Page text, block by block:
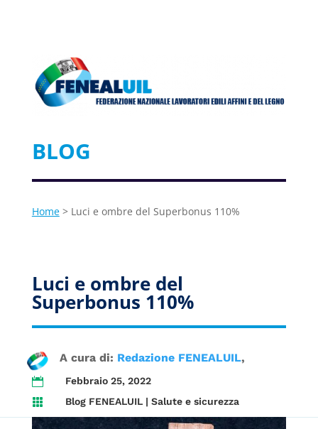
BLOG
Home> Luci e ombre del Superbonus 110%
Luci e ombre del
Superbonus 110%
A cura di: Redazione FENEALUIL

Febbraio 25, 2022

Blog FENEALUIL| Salute e sicurezza